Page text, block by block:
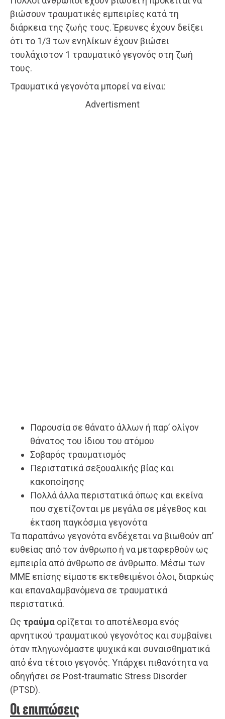
βιώσουν τραυματικές εμπειρίες κατά τη
διάρκεια της ζωής τους. Έρευνες έχουν δείξει
ότι το 1/3 των ενηλίκων έχουν βιώσει
τουλάχιστον 1 τραυματικό γεγονός στη ζωή
τους.
Τραυματικά γεγονότα μπορεί να είναι:
Advertisment
Παρουσία σε θάνατο άλλων ή παρ’ ολίγον
θάνατος του ίδιου του ατόμου
Σοβαρός τραυματισμός
Περιστατικά σεξουαλικής βίας και
κακοποίησης
Πολλά άλλα περιστατικά όπως και εκείνα
που σχετίζονται με μεγάλα σε μέγεθος και
έκταση παγκόσμια γεγονότα
Τα παραπάνω γεγονότα ενδέχεται να βιωθούν απ’
ευθείας από τον άνθρωπο ή να μεταφερθούν ως
εμπειρία από άνθρωπο σε άνθρωπο. Μέσω των
ΜΜΕ επίσης είμαστε εκτεθειμένοι όλοι, διαρκώς
και επαναλαμβανόμενα σε τραυματικά
περιστατικά.
Ως τραύμα ορίζεται το αποτέλεσμα ενός
αρνητικού τραυματικού γεγονότος και συμβαίνει
όταν πληγωνόμαστε ψυχικά και συναισθηματικά
από ένα τέτοιο γεγονός. Υπάρχει πιθανότητα να
οδηγήσει σε Post-traumatic Stress Disorder
(PTSD).
Οι επιπτώσεις